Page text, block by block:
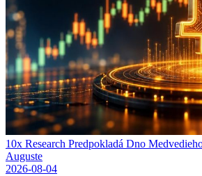
10x Research Predpokladá Dno
Auguste
2026-08-04